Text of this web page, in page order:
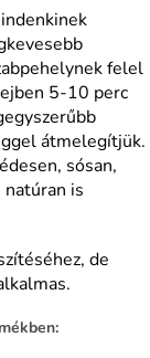
felel
5-10 perc
átmelegítjük.
sósan,
is
de